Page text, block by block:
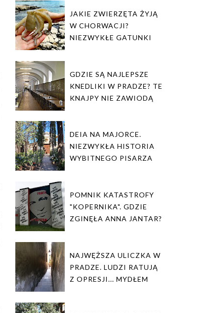
JAKIE ZWIERZĘTA ŻYJĄ
W CHORWACJI?
NIEZWYKŁE GATUNKI
GDZIE SĄ NAJLEPSZE
KNEDLIKI W PRADZE? TE
KNAJPY NIE ZAWIODĄ
DEIA NA MAJORCE.
NIEZWYKŁA HISTORIA
WYBITNEGO PISARZA
POMNIK KATASTROFY
"KOPERNIKA". GDZIE
ZGINĘŁA ANNA JANTAR?
NAJWĘŻSZA ULICZKA W
PRADZE. LUDZI RATUJĄ
Z OPRESJI... MYDŁEM